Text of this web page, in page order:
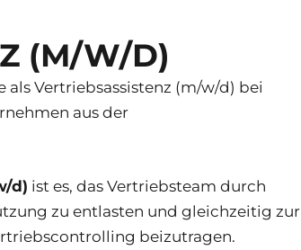
(M/W/D)
Vertriebsassistenz (m/w/d) bei
aus der
d) ist es, das Vertriebsteam durch
zu entlasten und gleichzeitig zur
beizutragen.